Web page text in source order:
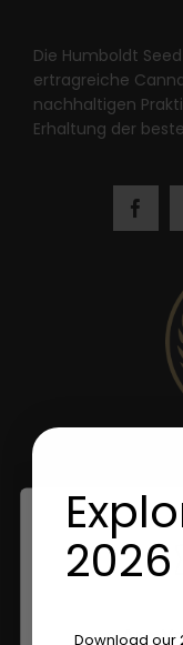
Die Humboldt
ertragreiche
nachhaltigen
Erhaltung der
Are
Download our